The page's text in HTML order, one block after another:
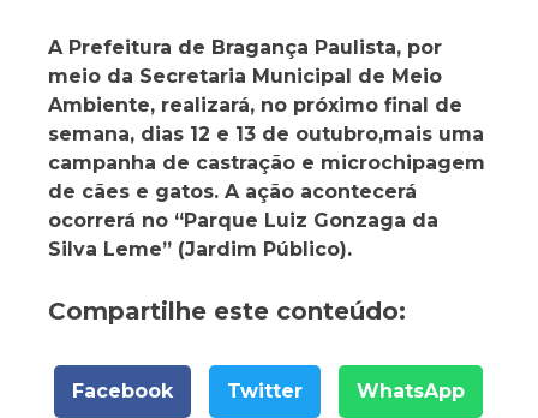
A Prefeitura de Bragança Paulista, por
meio da Secretaria Municipal de Meio
Ambiente, realizará, no próximo final de
semana, dias 12 e 13 de outubro,mais uma
campanha de castração e microchipagem
de cães e gatos. A ação acontecerá
ocorrerá no “Parque Luiz Gonzaga da
Silva Leme” (Jardim Público).
Compartilhe este conteúdo:
Facebook Twitter WhatsApp